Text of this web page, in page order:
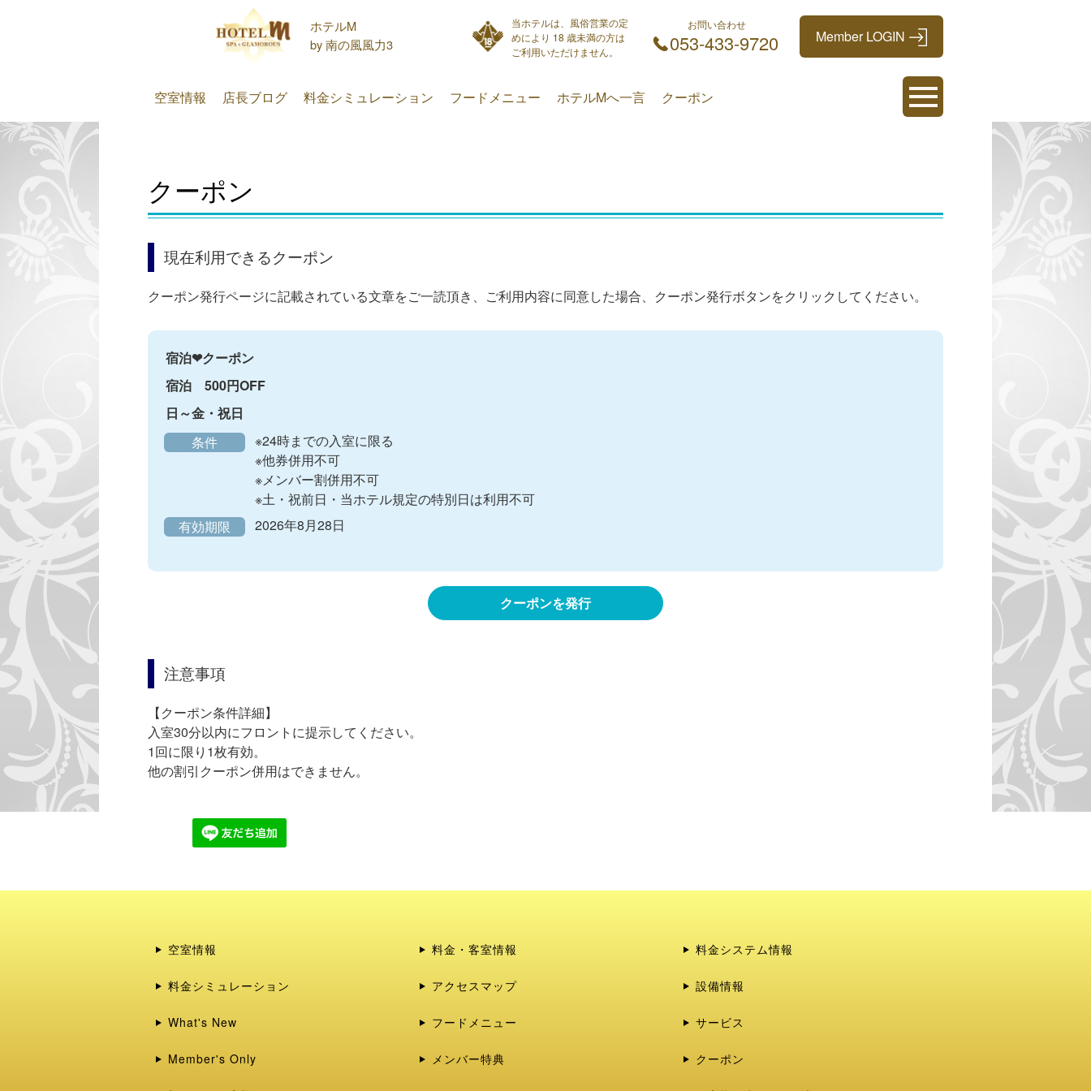
当ホテルは、風俗営業の定
めにより 18 歳未満の方は
ご利用いただけません。
お問い合わせ
053-433-9720
空室情報 店長ブログ 料金シミュレーション フードメニュー ホテルMへ一言 クーポン
クーポン
現在利用できるクーポン
クーポン発行ページに記載されている文章をご一読頂き、ご利用内容に同意した場合、クーポン発行ボタンをクリックしてください。
宿泊❤クーポン
宿泊　500円OFF
日～金・祝日
条件
※24時までの入室に限る
※他券併用不可
※メンバー割併用不可
有効期限
2026年8月28日
クーポンを発行
注意事項
【クーポン条件詳細】
入室30分以内にフロントに提示してください。
1回に限り1枚有効。
他の割引クーポン併用はできません。
空室情報 料金・客室情報 料金システム情報
料金シミュレーション アクセスマップ 設備情報
What's New フードメニュー サービス
Member's Only メンバー特典 クーポン